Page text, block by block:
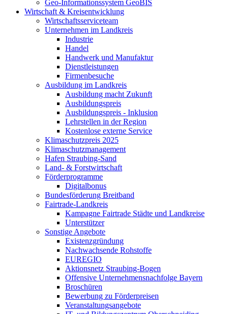
Geo-Informationssystem GeoBIS
Wirtschaft & Kreisentwicklung
Wirtschaftsserviceteam
Unternehmen im Landkreis
Industrie
Handel
Handwerk und Manufaktur
Dienstleistungen
Firmenbesuche
Ausbildung im Landkreis
Ausbildung macht Zukunft
Ausbildungspreis
Ausbildungspreis - Inklusion
Lehrstellen in der Region
Kostenlose externe Service
Klimaschutzpreis 2025
Klimaschutzmanagement
Hafen Straubing-Sand
Land- & Forstwirtschaft
Förderprogramme
Digitalbonus
Bundesförderung Breitband
Fairtrade-Landkreis
Kampagne Fairtrade Städte und Landkreise
Unterstützer
Sonstige Angebote
Existenzgründung
Nachwachsende Rohstoffe
EUREGIO
Aktionsnetz Straubing-Bogen
Offensive Unternehmensnachfolge Bayern
Broschüren
Bewerbung zu Förderpreisen
Veranstaltungsangebote